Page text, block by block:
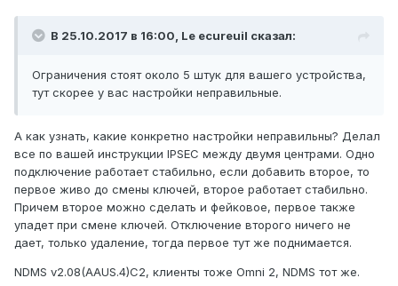
В 25.10.2017 в 16:00, Le ecureuil сказал:
Ограничения стоят около 5 штук для вашего устройства,
тут скорее у вас настройки неправильные.
А как узнать, какие конкретно настройки неправильны? Делал
все по вашей инструкции IPSEC между двумя центрами. Одно
подключение работает стабильно, если добавить второе, то
первое живо до смены ключей, второе работает стабильно.
Причем второе можно сделать и фейковое, первое также
упадет при смене ключей. Отключение второго ничего не
дает, только удаление, тогда первое тут же поднимается.
NDMS v2.08(AAUS.4)C2, клиенты тоже Omni 2, NDMS тот же.